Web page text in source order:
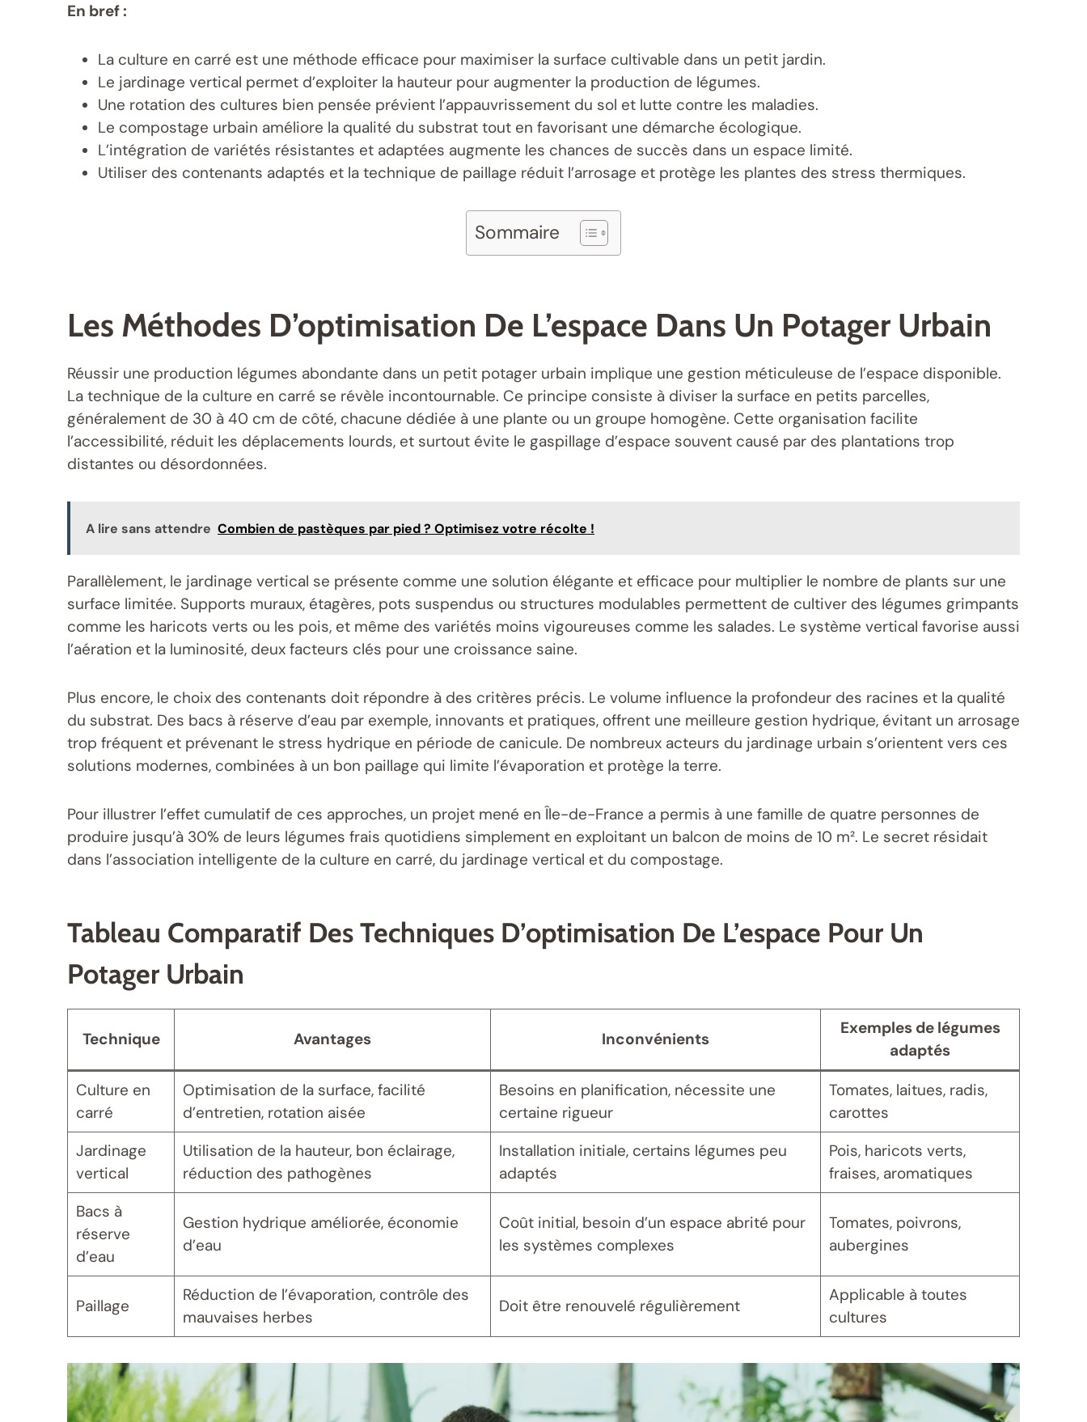
En bref :
La culture en carré est une méthode efficace pour maximiser la surface cultivable dans un petit jardin.
Le jardinage vertical permet d’exploiter la hauteur pour augmenter la production de légumes.
Une rotation des cultures bien pensée prévient l’appauvrissement du sol et lutte contre les maladies.
Le compostage urbain améliore la qualité du substrat tout en favorisant une démarche écologique.
L’intégration de variétés résistantes et adaptées augmente les chances de succès dans un espace limité.
Utiliser des contenants adaptés et la technique de paillage réduit l’arrosage et protège les plantes des stress thermiques.
Sommaire
Les Méthodes D’optimisation De L’espace Dans Un Potager Urbain
Réussir une production légumes abondante dans un petit potager urbain implique une gestion méticuleuse de l’espace disponible.
La technique de la culture en carré se révèle incontournable. Ce principe consiste à diviser la surface en petits parcelles,
généralement de 30 à 40 cm de côté, chacune dédiée à une plante ou un groupe homogène. Cette organisation facilite
l’accessibilité, réduit les déplacements lourds, et surtout évite le gaspillage d’espace souvent causé par des plantations trop
distantes ou désordonnées.
A lire sans attendre Combien de pastèques par pied ? Optimisez votre récolte !
Parallèlement, le jardinage vertical se présente comme une solution élégante et efficace pour multiplier le nombre de plants sur une
surface limitée. Supports muraux, étagères, pots suspendus ou structures modulables permettent de cultiver des légumes grimpants
comme les haricots verts ou les pois, et même des variétés moins vigoureuses comme les salades. Le système vertical favorise aussi
l’aération et la luminosité, deux facteurs clés pour une croissance saine.
Plus encore, le choix des contenants doit répondre à des critères précis. Le volume influence la profondeur des racines et la qualité
du substrat. Des bacs à réserve d’eau par exemple, innovants et pratiques, offrent une meilleure gestion hydrique, évitant un arrosage
trop fréquent et prévenant le stress hydrique en période de canicule. De nombreux acteurs du jardinage urbain s’orientent vers ces
solutions modernes, combinées à un bon paillage qui limite l’évaporation et protège la terre.
Pour illustrer l’effet cumulatif de ces approches, un projet mené en Île-de-France a permis à une famille de quatre personnes de
produire jusqu’à 30% de leurs légumes frais quotidiens simplement en exploitant un balcon de moins de 10 m². Le secret résidait
dans l’association intelligente de la culture en carré, du jardinage vertical et du compostage.
Tableau Comparatif Des Techniques D’optimisation De L’espace Pour Un
Potager Urbain
Technique Avantages Inconvénients
Exemples de légumes
adaptés
Culture en
carré
Optimisation de la surface, facilité
d’entretien, rotation aisée
Besoins en planification, nécessite une
certaine rigueur
Tomates, laitues, radis,
carottes
Jardinage
vertical
Utilisation de la hauteur, bon éclairage,
réduction des pathogènes
Installation initiale, certains légumes peu
adaptés
Pois, haricots verts,
fraises, aromatiques
Bacs à
réserve
d’eau
Gestion hydrique améliorée, économie
d’eau
Coût initial, besoin d’un espace abrité pour
les systèmes complexes
Tomates, poivrons,
aubergines
Paillage
Réduction de l’évaporation, contrôle des
mauvaises herbes
Doit être renouvelé régulièrement
Applicable à toutes
cultures